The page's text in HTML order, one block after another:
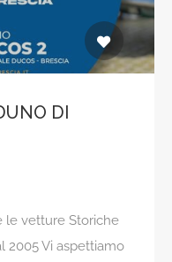
DI
le vetture Storiche
2005 Vi aspettiamo